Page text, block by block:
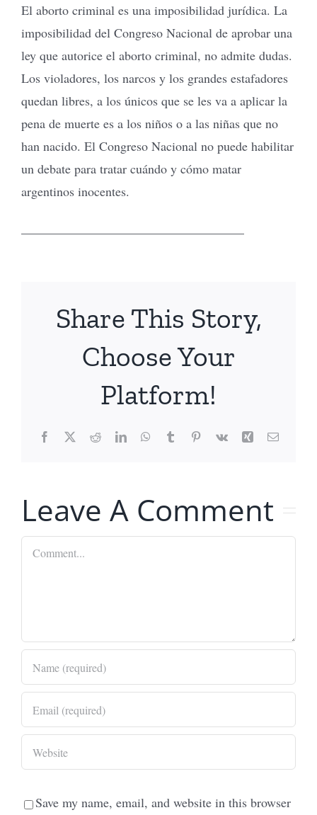
El aborto criminal es una imposibilidad jurídica. La
imposibilidad del Congreso Nacional de aprobar una
ley que autorice el aborto criminal, no admite dudas.
Los violadores, los narcos y los grandes estafadores
quedan libres, a los únicos que se les va a aplicar la
pena de muerte es a los niños o a las niñas que no
han nacido. El Congreso Nacional no puede habilitar
un debate para tratar cuándo y cómo matar
argentinos inocentes.
Share This Story,
Choose Your
Platform!
Facebook
X RedditLinkedInWhatsApp
TumblrPinterest
Vk Xing Email
Leave A Comment
Comment
Save my name, email, and website in this browser